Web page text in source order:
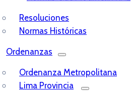
Resoluciones
Normas Históricas
Ordenanzas
Ordenanza Metropolitana
Lima Provincia